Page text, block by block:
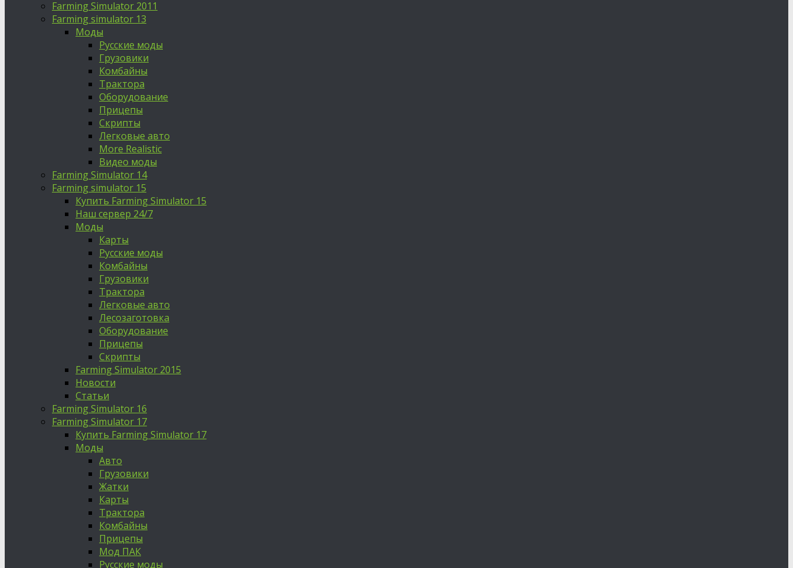
Farming Simulator 2011
Farming simulator 13
Моды
Русские моды
Грузовики
Комбайны
Трактора
Оборудование
Прицепы
Скрипты
Легковые авто
More Realistic
Видео моды
Farming Simulator 14
Farming simulator 15
Купить Farming Simulator 15
Наш сервер 24/7
Моды
Карты
Русские моды
Комбайны
Грузовики
Трактора
Легковые авто
Лесозаготовка
Оборудование
Прицепы
Скрипты
Farming Simulator 2015
Новости
Статьи
Farming Simulator 16
Farming Simulator 17
Купить Farming Simulator 17
Моды
Авто
Грузовики
Жатки
Карты
Трактора
Комбайны
Прицепы
Мод ПАК
Русские моды